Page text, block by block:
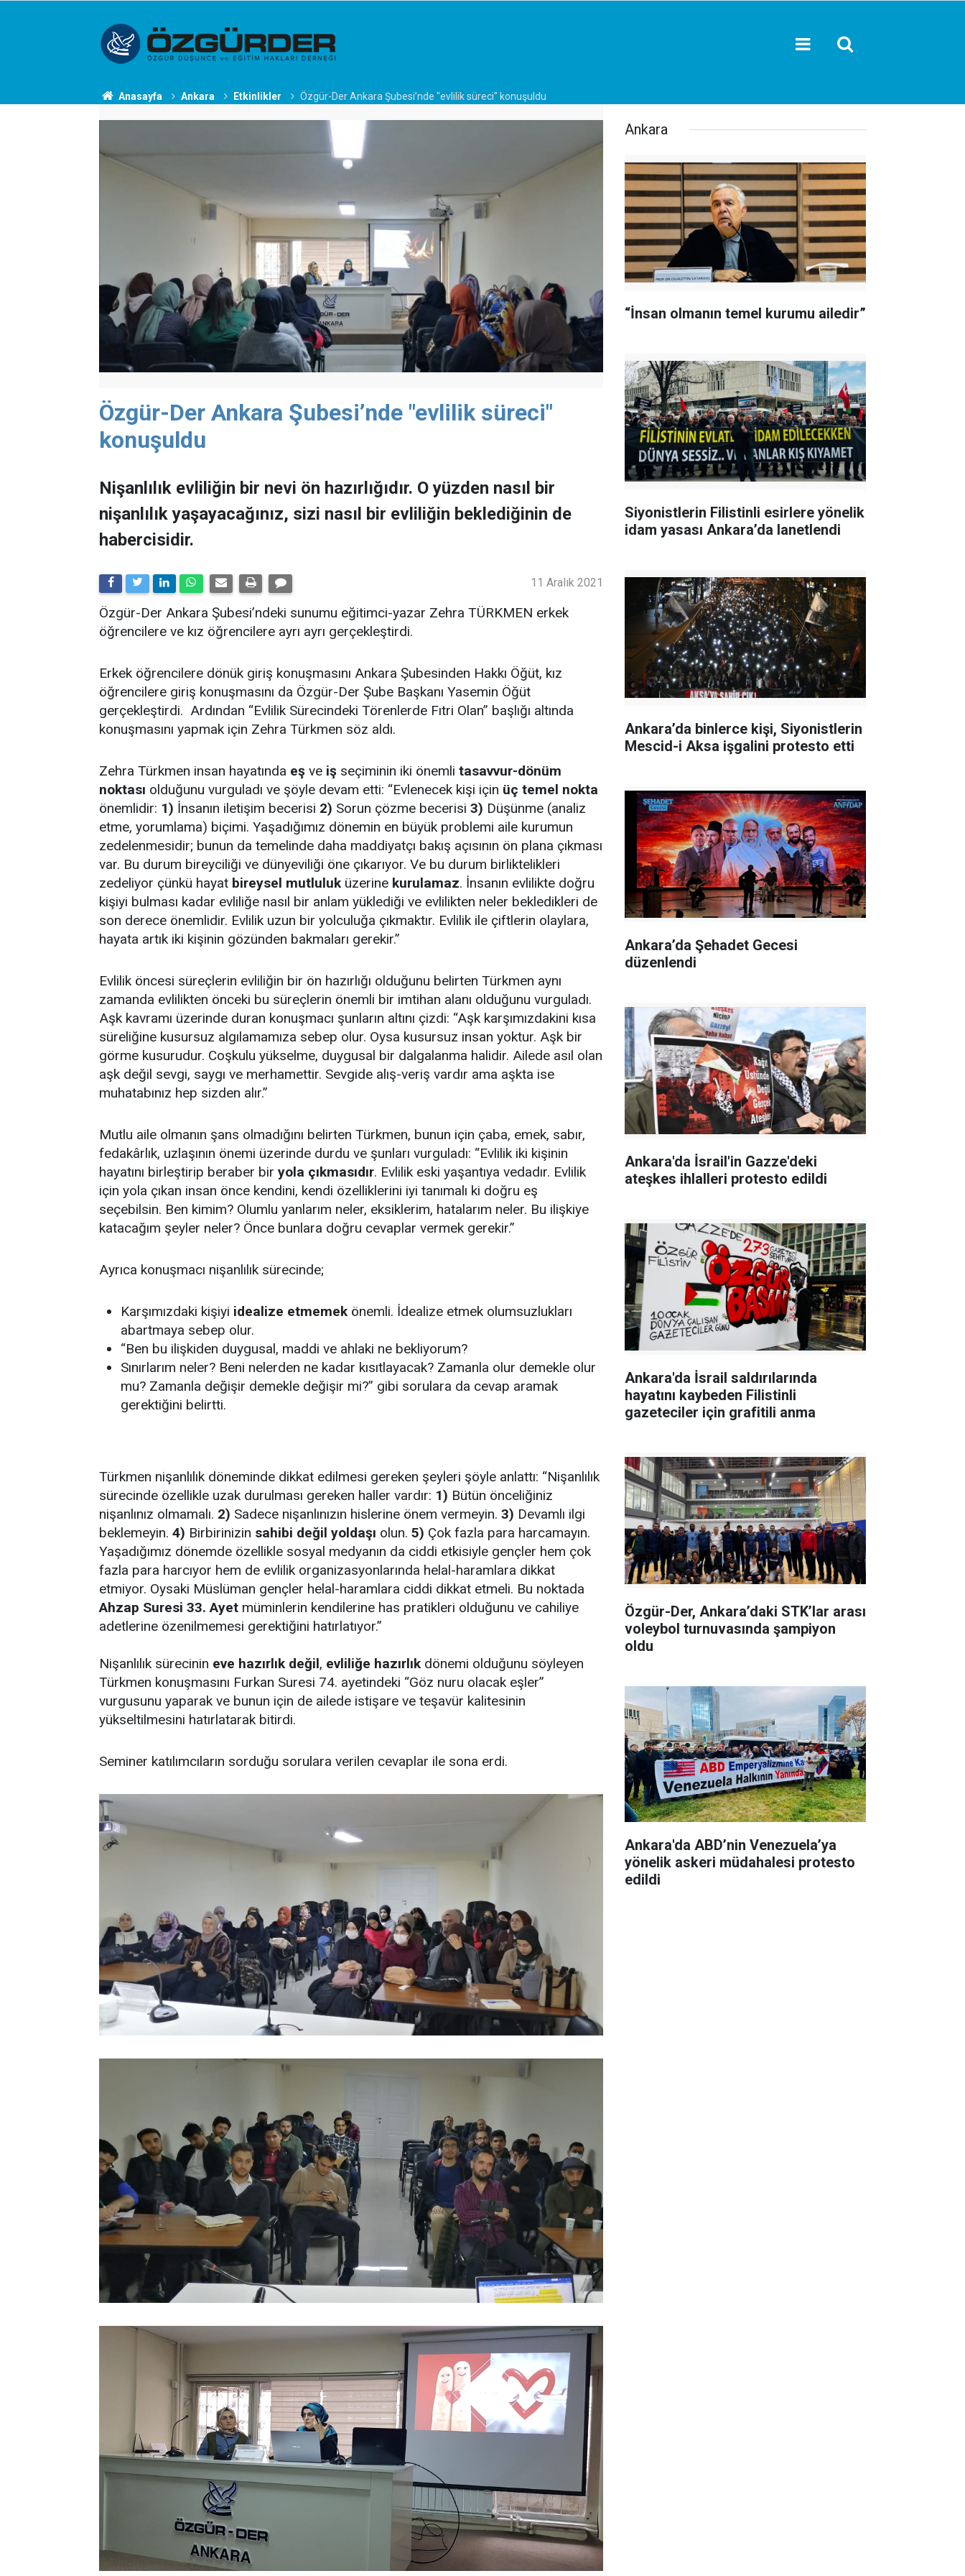
Anasayfa Ankara Etkinlikler Özgür-Der Ankara Şubesi’nde "evlilik süreci" konuşuldu
Özgür-Der Ankara Şubesi’nde "evlilik süreci"
konuşuldu
Nişanlılık evliliğin bir nevi ön hazırlığıdır. O yüzden nasıl bir
nişanlılık yaşayacağınız, sizi nasıl bir evliliğin beklediğinin de
habercisidir.
11 Aralık 2021
Özgür-Der Ankara Şubesi’ndeki sunumu eğitimci-yazar Zehra TÜRKMEN erkek
öğrencilere ve kız öğrencilere ayrı ayrı gerçekleştirdi.
Erkek öğrencilere dönük giriş konuşmasını Ankara Şubesinden Hakkı Öğüt, kız
öğrencilere giriş konuşmasını da Özgür-Der Şube Başkanı Yasemin Öğüt
gerçekleştirdi. Ardından “Evlilik Sürecindeki Törenlerde Fıtri Olan” başlığı altında
konuşmasını yapmak için Zehra Türkmen söz aldı.
Zehra Türkmen insan hayatında eş ve iş seçiminin iki önemli tasavvur-dönüm
noktası olduğunu vurguladı ve şöyle devam etti: “Evlenecek kişi için üç temel nokta
önemlidir: 1) İnsanın iletişim becerisi 2) Sorun çözme becerisi 3) Düşünme (analiz
etme, yorumlama) biçimi. Yaşadığımız dönemin en büyük problemi aile kurumun
zedelenmesidir; bunun da temelinde daha maddiyatçı bakış açısının ön plana çıkması
var. Bu durum bireyciliği ve dünyeviliği öne çıkarıyor. Ve bu durum birliktelikleri
zedeliyor çünkü hayat bireysel mutluluküzerine kurulamaz. İnsanın evlilikte doğru
kişiyi bulması kadar evliliğe nasıl bir anlam yüklediği ve evlilikten neler bekledikleri de
son derece önemlidir. Evlilik uzun bir yolculuğa çıkmaktır. Evlilik ile çiftlerin olaylara,
hayata artık iki kişinin gözünden bakmaları gerekir.”
Evlilik öncesi süreçlerin evliliğin bir ön hazırlığı olduğunu belirten Türkmen aynı
zamanda evlilikten önceki bu süreçlerin önemli bir imtihan alanı olduğunu vurguladı.
Aşk kavramı üzerinde duran konuşmacı şunların altını çizdi: “Aşk karşımızdakini kısa
süreliğine kusursuz algılamamıza sebep olur. Oysa kusursuz insan yoktur. Aşk bir
görme kusurudur. Coşkulu yükselme, duygusal bir dalgalanma halidir. Ailede asıl olan
aşk değil sevgi, saygı ve merhamettir. Sevgide alış-veriş vardır ama aşkta ise
muhatabınız hep sizden alır.”
Mutlu aile olmanın şans olmadığını belirten Türkmen, bunun için çaba, emek, sabır,
fedakârlık, uzlaşının önemi üzerinde durdu ve şunları vurguladı: “Evlilik iki kişinin
hayatını birleştirip beraber bir yola çıkmasıdır. Evlilik eski yaşantıya vedadır. Evlilik
için yola çıkan insan önce kendini, kendi özelliklerini iyi tanımalı ki doğru eş
seçebilsin. Ben kimim? Olumlu yanlarım neler, eksiklerim, hatalarım neler. Bu ilişkiye
katacağım şeyler neler? Önce bunlara doğru cevaplar vermek gerekir.”
Ayrıca konuşmacı nişanlılık sürecinde;
Karşımızdaki kişiyi idealize etmemekönemli. İdealize etmek olumsuzlukları
abartmaya sebep olur.
“Ben bu ilişkiden duygusal, maddi ve ahlaki ne bekliyorum?
Sınırlarım neler? Beni nelerden ne kadar kısıtlayacak? Zamanla olur demekle olur
mu? Zamanla değişir demekle değişir mi?” gibi sorulara da cevap aramak
gerektiğini belirtti.
Türkmen nişanlılık döneminde dikkat edilmesi gereken şeyleri şöyle anlattı: “Nişanlılık
sürecinde özellikle uzak durulması gereken haller vardır: 1) Bütün önceliğiniz
nişanlınız olmamalı. 2) Sadece nişanlınızın hislerine önem vermeyin. 3) Devamlı ilgi
beklemeyin. 4) Birbirinizin sahibi değil yoldaşı olun. 5) Çok fazla para harcamayın.
Yaşadığımız dönemde özellikle sosyal medyanın da ciddi etkisiyle gençler hem çok
fazla para harcıyor hem de evlilik organizasyonlarında helal-haramlara dikkat
etmiyor. Oysaki Müslüman gençler helal-haramlara ciddi dikkat etmeli. Bu noktada
Ahzap Suresi 33. Ayet müminlerin kendilerine has pratikleri olduğunu ve cahiliye
adetlerine özenilmemesi gerektiğini hatırlatıyor.”
Nişanlılık sürecinin eve hazırlık değil, evliliğe hazırlıkdönemi olduğunu söyleyen
Türkmen konuşmasını Furkan Suresi 74. ayetindeki “Göz nuru olacak eşler”
vurgusunu yaparak ve bunun için de ailede istişare ve teşavür kalitesinin
yükseltilmesini hatırlatarak bitirdi.
Seminer katılımcıların sorduğu sorulara verilen cevaplar ile sona erdi.
Ankara
“İnsan olmanın temel kurumu ailedir”
Siyonistlerin Filistinli esirlere yönelik
idam yasası Ankara’da lanetlendi
Ankara’da binlerce kişi, Siyonistlerin
Mescid-i Aksa işgalini protesto etti
Ankara’da Şehadet Gecesi
düzenlendi
Ankara'da İsrail'in Gazze'deki
ateşkes ihlalleri protesto edildi
Ankara'da İsrail saldırılarında
hayatını kaybeden Filistinli
gazeteciler için grafitili anma
Özgür-Der, Ankara’daki STK’lar arası
voleybol turnuvasında şampiyon
oldu
Ankara'da ABD’nin Venezuela’ya
yönelik askeri müdahalesi protesto
edildi